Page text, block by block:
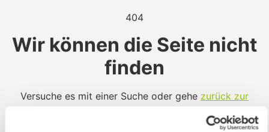
404
Wir können die Seite nicht
finden
Versuche es mit einer Suche oder gehe zurück zur
Startseite.